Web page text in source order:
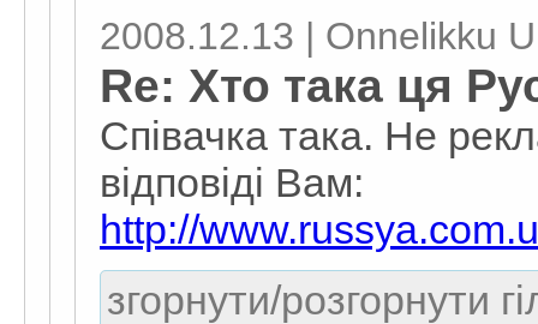
2008.12.13 | Onnelikku
Re: Хто така ця
Співачка така. Не
відповіді Вам:
http://
згорнути/розгорнути